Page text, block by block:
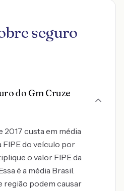
seguro
do Gm Cruze
2017 custa em média
FIPE do veículo por
o valor FIPE da
é a média Brasil.
região podem causar